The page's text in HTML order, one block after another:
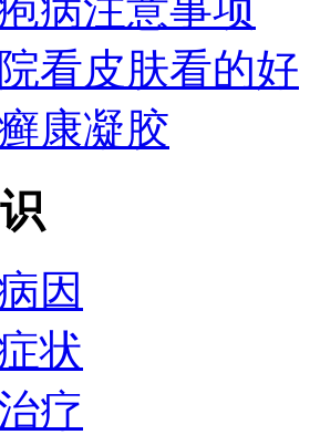
看皮肤看的好
康凝胶
因
状
疗